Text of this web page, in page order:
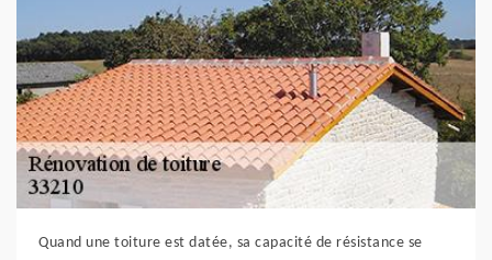
Quand une toiture est datée, sa capacité de résistance se